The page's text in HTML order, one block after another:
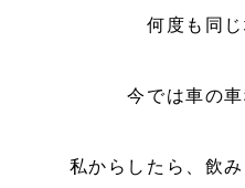
何度も同
今では車の
私からしたら、飲